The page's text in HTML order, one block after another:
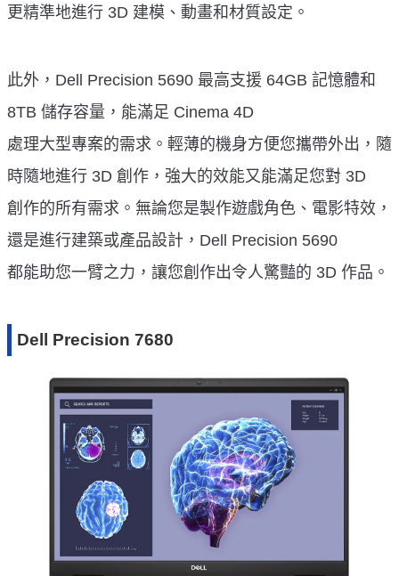
更精準地進行 3D 建模、動畫和材質設定。
此外，Dell Precision 5690 最高支援 64GB 記憶體和
8TB 儲存容量，能滿足 Cinema 4D
處理大型專案的需求。輕薄的機身方便您攜帶外出，隨
時隨地進行 3D 創作，強大的效能又能滿足您對 3D
創作的所有需求。無論您是製作遊戲角色、電影特效，
還是進行建築或產品設計，Dell Precision 5690
都能助您一臂之力，讓您創作出令人驚豔的 3D 作品。
Dell Precision 7680